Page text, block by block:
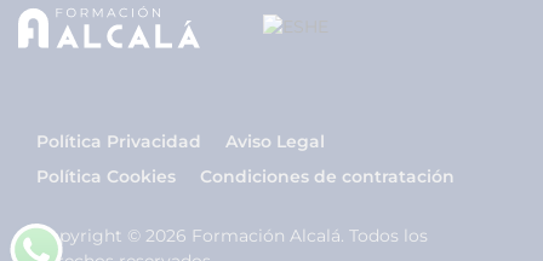
Política Privacidad
Aviso Legal
Política Cookies
Condiciones de contratación
Copyright © 2026 Formación Alcalá. Todos los